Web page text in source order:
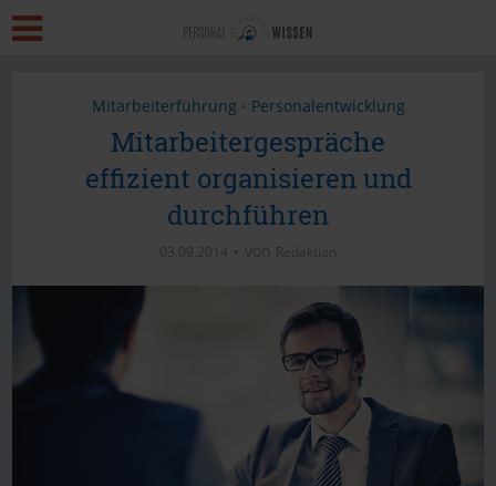
Mitarbeiterführung • Personalentwicklung
Mitarbeitergespräche
effizient organisieren und
durchführen
03.09.2014 von Redaktion